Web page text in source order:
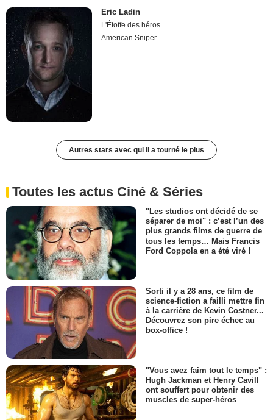
Eric Ladin
L'Étoffe des héros
American Sniper
Autres stars avec qui il a tourné le plus
Toutes les actus Ciné & Séries
"Les studios ont décidé de se
séparer de moi" : c’est l’un des
plus grands films de guerre de
tous les temps… Mais Francis
Ford Coppola en a été viré !
Sorti il y a 28 ans, ce film de
science-fiction a failli mettre fin
à la carrière de Kevin Costner...
Découvrez son pire échec au
box-office !
"Vous avez faim tout le temps" :
Hugh Jackman et Henry Cavill
ont souffert pour obtenir des
muscles de super-héros